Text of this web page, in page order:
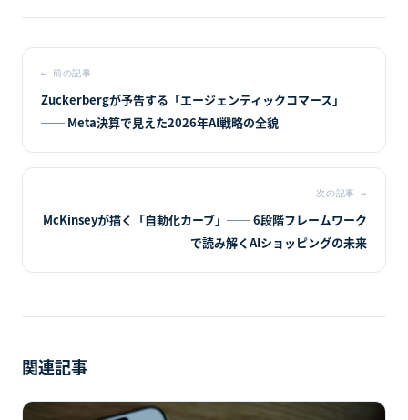
←前の記事
Zuckerbergが予告する「エージェンティックコマース」
── Meta決算で見えた2026年AI戦略の全貌
次の記事 →
McKinseyが描く「自動化カーブ」── 6段階フレームワーク
で読み解くAIショッピングの未来
関連記事